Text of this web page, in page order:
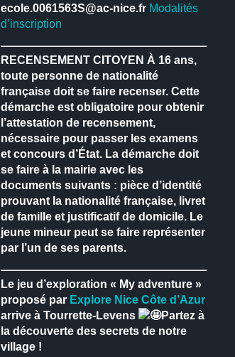
ecole.0061563S@ac-nice.fr Modalités
d’inscription
RECENSEMENT CITOYEN À 16 ans,
toute personne de nationalité
française doit se faire recenser. Cette
démarche est obligatoire pour obtenir
l’attestation de recensement,
nécessaire pour passer les examens
et concours d’État.La démarche doit
se faire à la mairie avec les
documents suivants : pièce d’identité
prouvant la nationalité française, livret
de famille et justificatif de domicile.Le
jeune mineur peut se faire représenter
par l’un de ses parents.
Le jeu d’exploration « My adventure »
proposé par Explore Nice Côte d’Azur
arrive à Tourrette-Levens
Partez à
la découverte des secrets de notre
village !